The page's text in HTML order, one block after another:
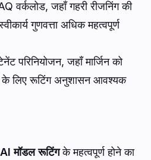
वर्कलोड, जहाँ गहरी रीजनिंग की
गुणवत्ता अधिक महत्वपूर्ण
परिनियोजन, जहाँ मार्जिन को
के लिए रूटिंग अनुशासन आवश्यक
AI मॉडल रूटिंगके महत्वपूर्ण होने का